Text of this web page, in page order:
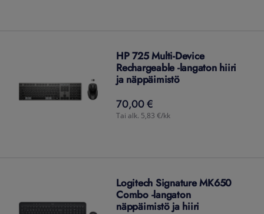
HP 725 Multi-Device
Rechargeable -langaton hiiri
ja näppäimistö
70,00 €
70,00€
Tai alk. 5,83 €/kk
Logitech Signature MK650
Combo -langaton
näppäimistö ja hiiri